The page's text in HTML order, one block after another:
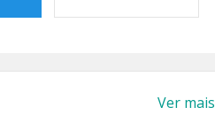
Ver mais